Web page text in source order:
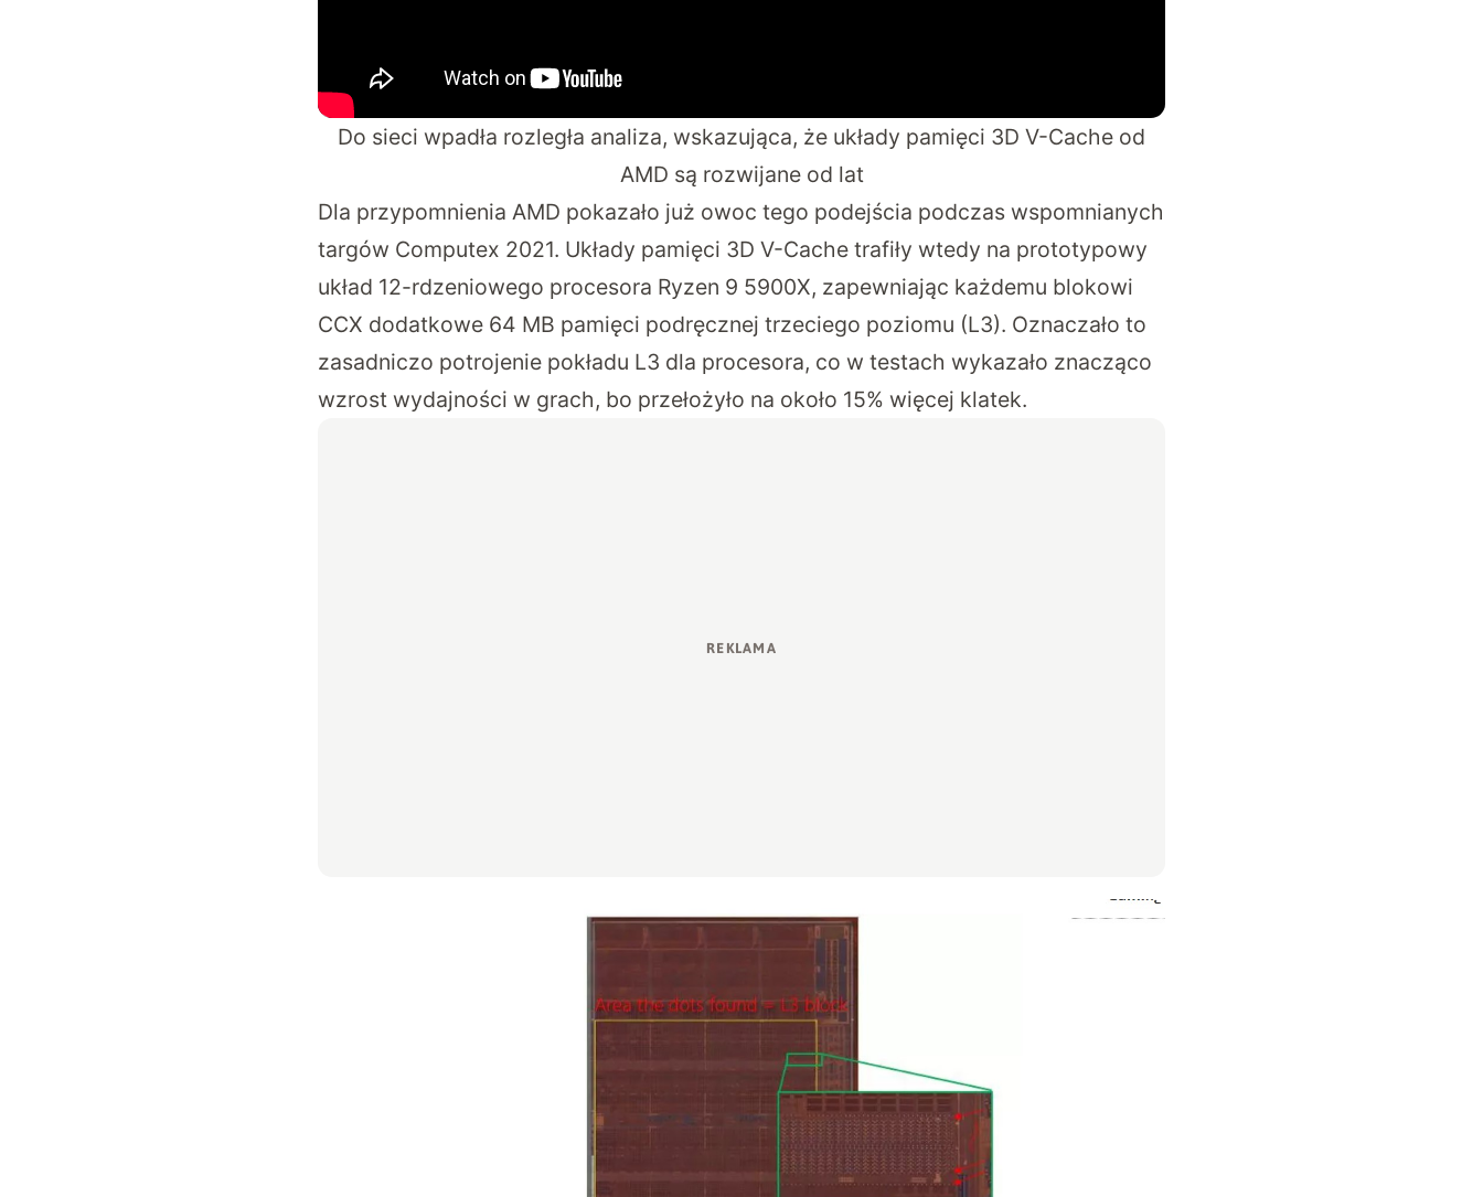
Do sieci wpadła rozległa analiza, wskazująca, że układy pamięci 3D V-Cache od
AMD są rozwijane od lat
Dla przypomnienia AMD pokazało już owoc tego podejścia podczas wspomnianych
targów Computex 2021. Układy pamięci 3D V-Cache trafiły wtedy na prototypowy
układ 12-rdzeniowego procesora Ryzen 9 5900X, zapewniając każdemu blokowi
CCX dodatkowe 64 MB pamięci podręcznej trzeciego poziomu (L3). Oznaczało to
zasadniczo potrojenie pokładu L3 dla procesora, co w testach wykazało znacząco
wzrost wydajności w grach, bo przełożyło na około 15% więcej klatek.